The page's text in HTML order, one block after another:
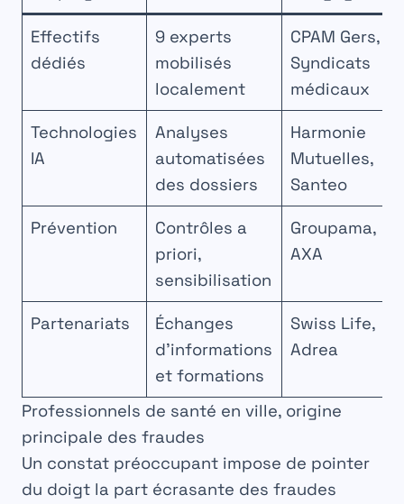
Effectifs
dédiés
9 experts
mobilisés
localement
CPAM Gers,
Syndicats
médicaux
Technologies
IA
Analyses
automatisées
des dossiers
Harmonie
Mutuelles,
Santeo
Prévention
Contrôles a
priori,
sensibilisation
Groupama,
AXA
Partenariats
Échanges
d’informations
et formations
Swiss Life,
Adrea
Professionnels de santé en ville, origine
principale des fraudes
Un constat préoccupant impose de pointer
du doigt la part écrasante des fraudes